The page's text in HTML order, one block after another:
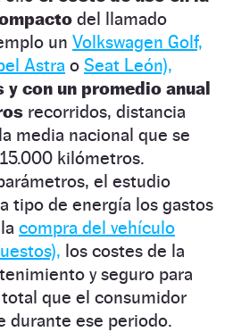
del llamado
un Volkswagen Golf,
Astra o Seat León),
y con un promedio anual
recorridos, distancia
media nacional que se
kilómetros.
el estudio
tipo de energía los gastos
compra del vehículo
los costes de la
y seguro para
que el consumidor
durante ese periodo.